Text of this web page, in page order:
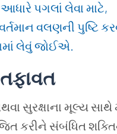
પગલાં લેવા માટે,
વલણની પુષ્ટિ
લેવું જોઈએ.
તફાવત
સુરક્ષાના મૂલ્ય સાથે
કરીને સંબંધિત